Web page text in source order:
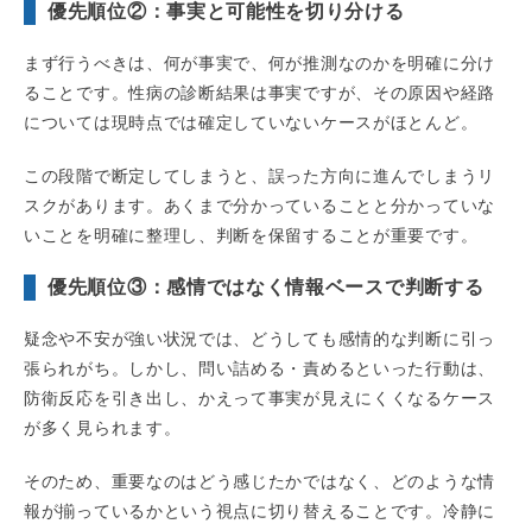
優先順位②：事実と可能性を切り分ける
まず行うべきは、何が事実で、何が推測なのかを明確に分け
ることです。性病の診断結果は事実ですが、その原因や経路
については現時点では確定していないケースがほとんど。
この段階で断定してしまうと、誤った方向に進んでしまうリ
スクがあります。あくまで分かっていることと分かっていな
いことを明確に整理し、判断を保留することが重要です。
優先順位③：感情ではなく情報ベースで判断する
疑念や不安が強い状況では、どうしても感情的な判断に引っ
張られがち。しかし、問い詰める・責めるといった行動は、
防衛反応を引き出し、かえって事実が見えにくくなるケース
が多く見られます。
そのため、重要なのはどう感じたかではなく、どのような情
報が揃っているかという視点に切り替えることです。冷静に